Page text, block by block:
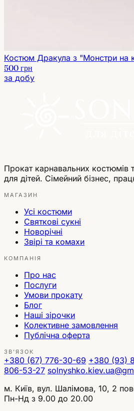
Костюм Дракула з "Монстри на
500 грн
за добу
Прокат карнавальних костюмів
для дітей. Сімейний бізнес,
МАГАЗИН
Усі костюми
Святкові сукні
Новорічні
Звірі та комахи
КОМПАНІЯ
Про нас
Послуги
Умови прокату
Блог
Наші зірочки
Колективне замовлення
Публічна оферта
ЗВ'ЯЗОК
+380 (67) 776-30-69 +380 (93)
806-53-27
м. Київ, вул. Шалімова, 10, 2
Пн-Нд з 9.00 до 20.00